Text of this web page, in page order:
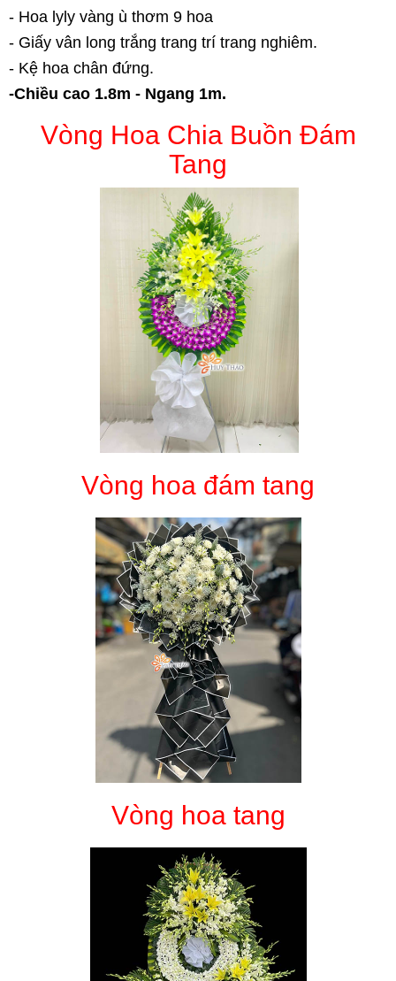
- Hoa lyly vàng ù thơm 9 hoa
- Giấy vân long trắng trang trí trang nghiêm.
- Kệ hoa chân đứng.
-Chiều cao 1.8m - Ngang 1m.
Vòng Hoa Chia Buồn Đám
Tang
Vòng hoa đám tang
Vòng hoa tang